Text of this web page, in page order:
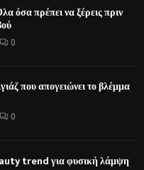
όσα πρέπει να ξέρεις πριν
0
που απογειώνει το βλέμμα
0
trend για φυσική λάμψη